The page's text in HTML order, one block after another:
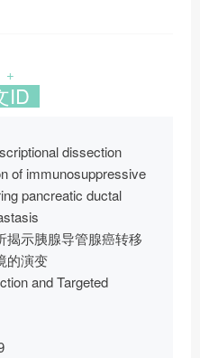
+
ID
dissection
of immunosuppressive
pancreatic ductal
揭示胰腺导管腺癌转移
的演变
and Targeted